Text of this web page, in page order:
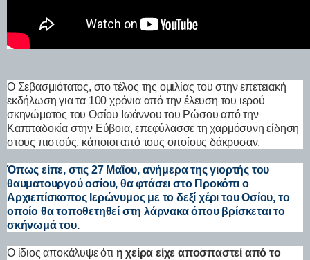
Ο Σεβασμιότατος, στο τέλος της ομιλίας του στην επετειακή
εκδήλωση για τα 100 χρόνια από την έλευση του ιερού
σκηνώματος του Οσίου Ιωάννου του Ρώσου από την
Καππαδοκία στην Εύβοια, επεφύλασσε τη χαρμόσυνη είδηση
στους πιστούς, κάποιοι από τους οποίους δάκρυσαν.
Όπως είπε, στις 27 Μαΐου, ανήμερα της γιορτής του
θαυματουργού οσίου, θα φτάσει στο Προκόπι ο
Αρχιεπίσκοπος Ιερώνυμος με το δεξί χέρι του Οσίου, το
οποίο θα τοποθετηθεί στη λάρνακα όπου βρίσκεται το
σκήνωμά του.
Ο ίδιος αποκάλυψε ότι η χείρα είχε αποσπαστεί από το